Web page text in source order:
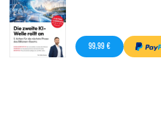
99,99 €